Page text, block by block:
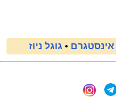
אינסטגרם • גוגל ניוז